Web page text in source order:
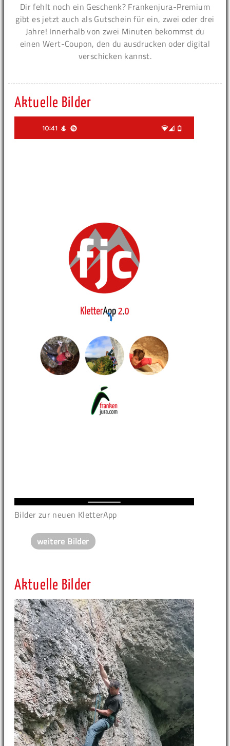
Dir fehlt noch ein Geschenk? Frankenjura-Premium
gibt es jetzt auch als Gutschein für ein, zwei oder drei
Jahre! Innerhalb von zwei Minuten bekommst du
einen Wert-Coupon, den du ausdrucken oder digital
verschicken kannst.
Aktuelle Bilder
Bilder zur neuen KletterApp
weitere Bilder
Aktuelle Bilder